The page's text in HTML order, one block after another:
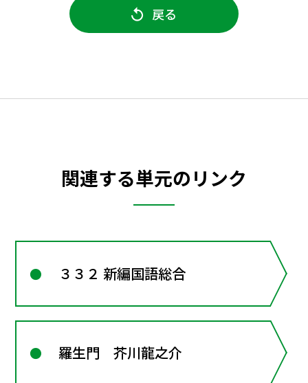
戻る
関連する単元のリンク
３３２ 新編国語総合
羅生門 芥川龍之介